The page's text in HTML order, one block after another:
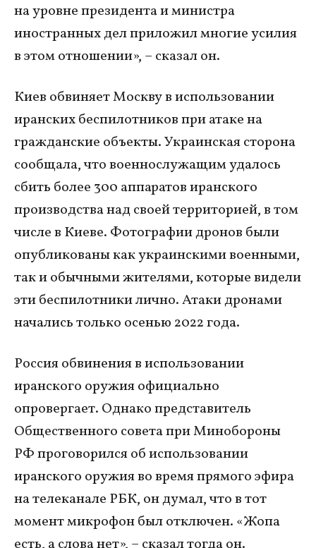
на уровне президента и министра
иностранных дел приложил многие усилия
в этом отношении», – сказал он.
Киев обвиняет Москву в использовании
иранских беспилотников при атаке на
гражданские объекты. Украинская сторона
сообщала, что военнослужащим удалось
сбить более 300 аппаратов иранского
производства над своей территорией, в том
числе в Киеве. Фотографии дронов были
опубликованы как украинскими военными,
так и обычными жителями, которые видели
эти беспилотники лично. Атаки дронами
начались только осенью 2022 года.
Россия обвинения в использовании
иранского оружия официально
опровергает. Однако представитель
Общественного совета при Минобороны
РФ проговорился об использовании
иранского оружия во время прямого эфира
на телеканале РБК, он думал, что в тот
момент микрофон был отключен. «Жопа